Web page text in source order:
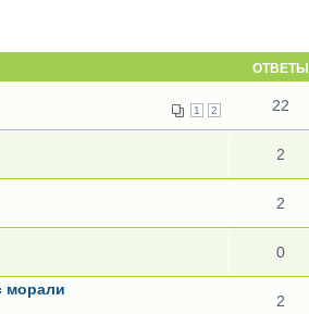
ОТВЕТЫ
1 2 22
2
2
0
морали
2